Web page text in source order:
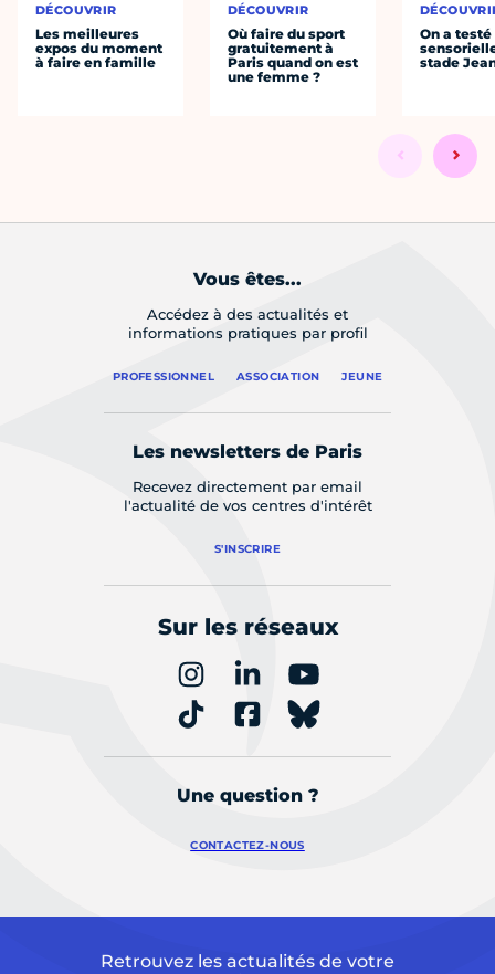
DÉCOUVRIR
Les meilleures
expos du moment
à faire en famille
DÉCOUVRIR
Où faire du sport
gratuitement à
Paris quand on est
une femme ?
On a
stade
Vous êtes...
Accédez à des actualités et
informations pratiques par profil
PROFESSIONNEL ASSOCIATION JEUNE
Les newsletters de Paris
Recevez directement par email
l'actualité de vos centres d'intérêt
S'INSCRIRE
Sur les réseaux
Une question ?
CONTACTEZ-NOUS
Retrouvez les actualités de votre